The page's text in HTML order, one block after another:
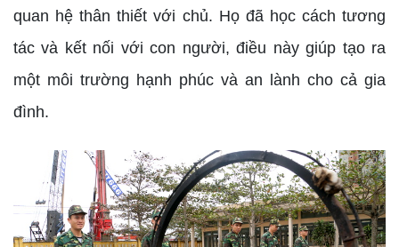
quan hệ thân thiết với chủ. Họ đã học cách tương
tác và kết nối với con người, điều này giúp tạo ra
một môi trường hạnh phúc và an lành cho cả gia
đình.